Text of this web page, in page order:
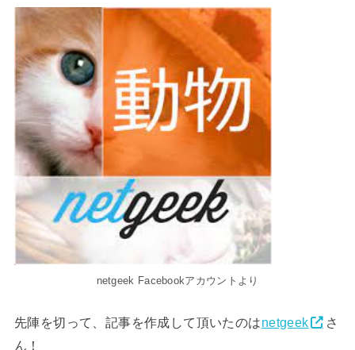
netgeek Facebookアカウントより
先陣を切って、記事を作成して頂いたのはnetgeek
さ
ん！